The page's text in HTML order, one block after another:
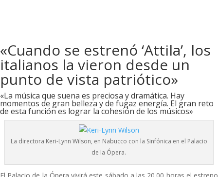
«Cuando se estrenó ‘Attila’, los
italianos la vieron desde un
punto de vista patriótico»
«La música que suena es preciosa y dramática. Hay
momentos de gran belleza y de fugaz energía. El gran reto
de esta función es lograr la cohesión de los músicos»
La directora Keri-Lynn Wilson, en Nabucco con la Sinfónica en el Palacio
de la Ópera.